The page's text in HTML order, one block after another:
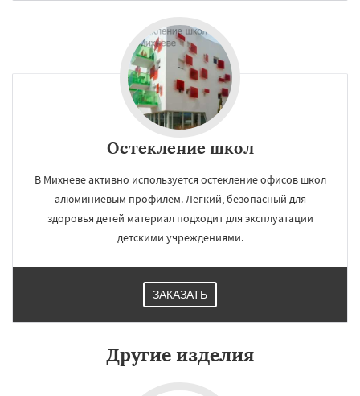
Остекление школ
В Михневе активно используется остекление офисов школ
алюминиевым профилем. Легкий, безопасный для
здоровья детей материал подходит для эксплуатации
детскими учреждениями.
ЗАКАЗАТЬ
Другие изделия